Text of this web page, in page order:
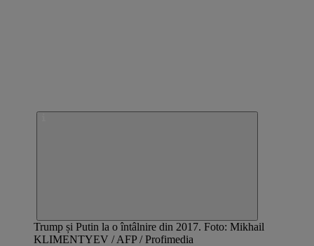
Trump și Putin la o întâlnire din 2017. Foto: Mikhail
KLIMENTYEV / AFP / Profimedia